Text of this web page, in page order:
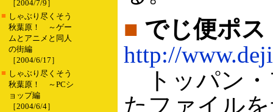
［2004/7/9］
■ しゃぶり尽くそう
秋葉原！ ～ゲー
ムとアニメと同人
の街編
［2004/6/17］
■ しゃぶり尽くそう
秋葉原！ ～PCシ
ョップ編
［2004/6/4］
■ でじ便ポス
http://
トッパン・
たファイル